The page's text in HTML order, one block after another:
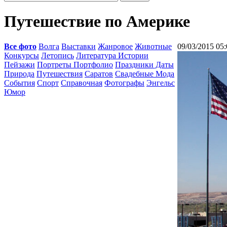
Путешествие по Америке
Все фото Волга Выставки Жанровое Животные
Конкурсы Летопись Литература Истории
Пейзажи Портреты Портфолио Праздники Даты
Природа Путешествия Саратов Свадебные Мода
События Спорт Справочная Фотографы Энгельс
Юмор
09/03/2015